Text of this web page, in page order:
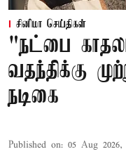
சினிமா செய்திகள்
"நட்பை
வதந்திக்கு
நடிகை
Published on: 05 Aug 2026,